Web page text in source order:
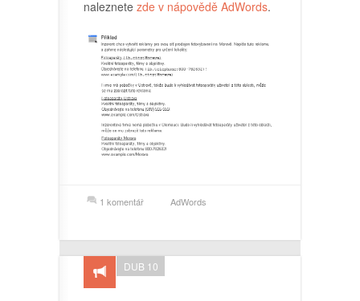
naleznete zde v nápovědě AdWords.
1 komentář AdWords
DUB 10